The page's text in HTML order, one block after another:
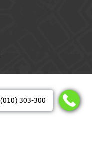
(010) 303-300